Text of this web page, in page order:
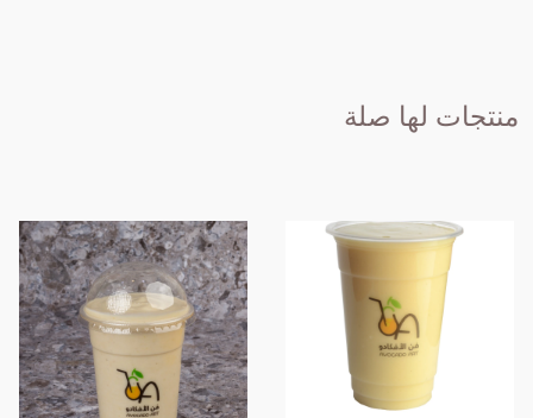
منتجات لها صلة